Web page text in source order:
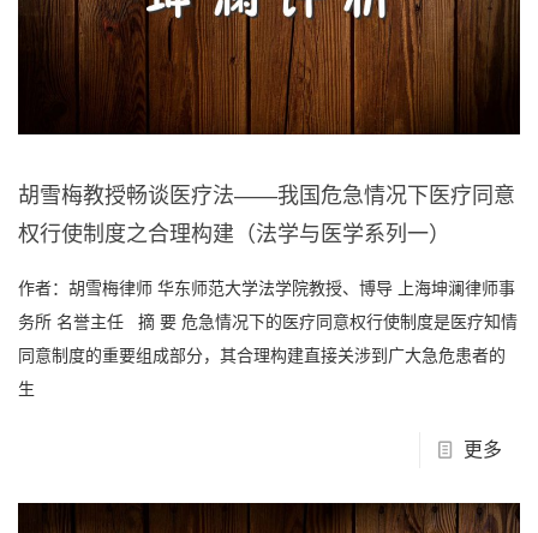
胡雪梅教授畅谈医疗法——我国危急情况下医疗同意
权行使制度之合理构建（法学与医学系列一）
作者：胡雪梅律师 华东师范大学法学院教授、博导 上海坤澜律师事
务所 名誉主任 摘 要 危急情况下的医疗同意权行使制度是医疗知情
同意制度的重要组成部分，其合理构建直接关涉到广大急危患者的
生
更多